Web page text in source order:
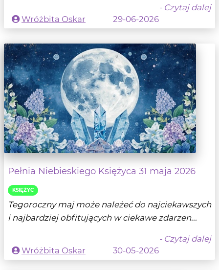
- Czytaj dalej
Wróżbita Oskar
29-06-2026
Pełnia Niebieskiego Księżyca 31 maja 2026
KSIĘŻYC
Tegoroczny maj może należeć do najciekawszych
i najbardziej obfitujących w ciekawe zdarzen...
- Czytaj dalej
Wróżbita Oskar
30-05-2026